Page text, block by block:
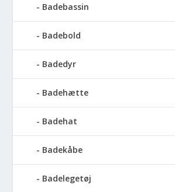
Badebassin
Badebold
Badedyr
Badehætte
Badehat
Badekåbe
Badelegetøj